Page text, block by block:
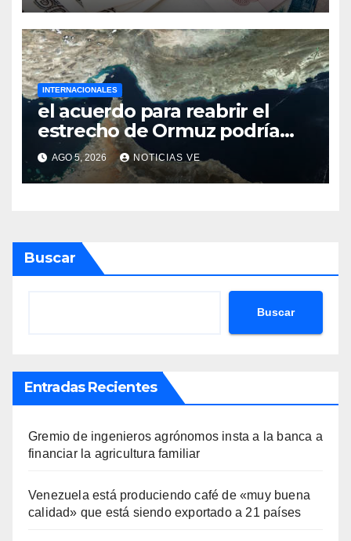
INTERNACIONALES
el acuerdo para reabrir el
estrecho de Ormuz podría
concretarse esta semana
AGO 5, 2026 NOTICIAS VE
Buscar
Buscar
Entradas Recientes
Gremio de ingenieros agrónomos insta a la banca a
financiar la agricultura familiar
Venezuela está produciendo café de «muy buena
calidad» que está siendo exportado a 21 países